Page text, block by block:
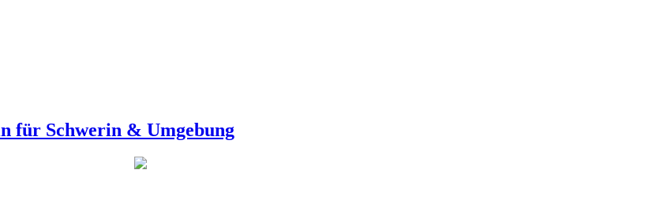
für Schwerin & Umgebung